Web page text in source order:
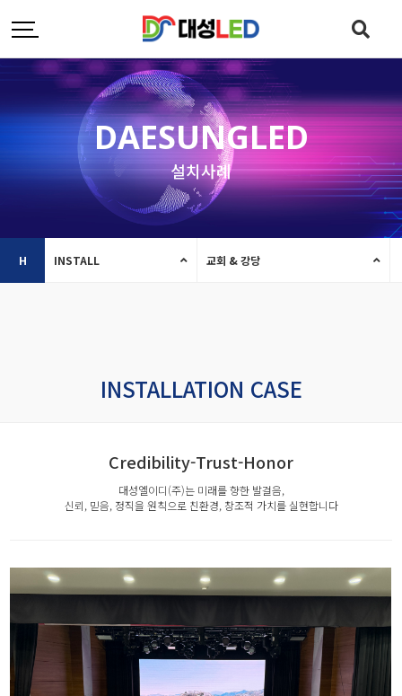
DAESUNGLED
설치사례
H INSTALL 교회 & 강당
INSTALLATION CASE
Credibility-Trust-Honor
대성엘이디(주)는 미래를 향한 발걸음,
신뢰, 믿음, 정직을 원칙으로 친환경, 창조적 가치를 실현합니다